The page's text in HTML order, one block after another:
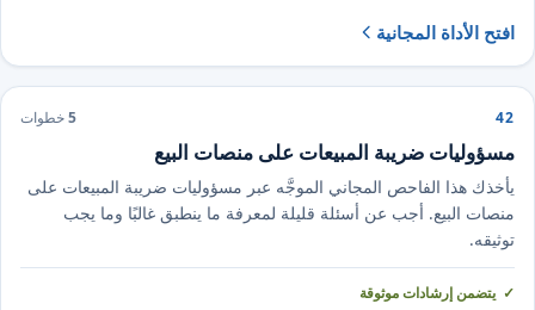
افتح الأداة المجانية
42
5خطوات
مسؤوليات ضريبة المبيعات على منصات البيع
يأخذك هذا الفاحص المجاني الموجَّه عبر مسؤوليات ضريبة المبيعات على
منصات البيع. أجب عن أسئلة قليلة لمعرفة ما ينطبق غالبًا وما يجب
توثيقه.
يتضمن إرشادات موثوقة